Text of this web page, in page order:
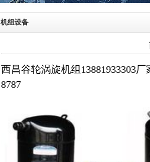
机组设备
西昌谷轮涡旋机组13881933303
8787